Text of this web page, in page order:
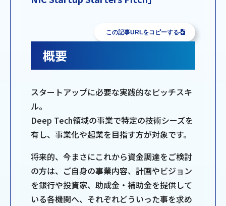
この記事URLをコピーする
概要
スタートアップに必要な実践的なピッチスキ
ル。
Deep Tech領域の事業で特定の技術シーズを
有し、事業化や起業を目指す方が対象です。
将来的、今まさにこれから資金調達をご検討
の方は、ご自身の事業内容、計画やビジョン
を銀行や投資家、助成金・補助金を提供して
いる各機関へ、それぞれどういった事を求め